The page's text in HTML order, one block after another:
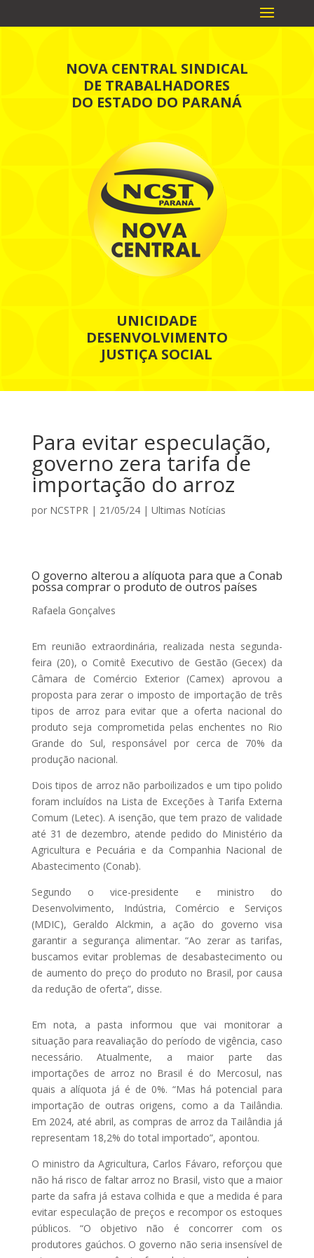
NOVA CENTRAL SINDICAL
DE TRABALHADORES
DO ESTADO DO PARANÁ
UNICIDADE
DESENVOLVIMENTO
JUSTIÇA SOCIAL
Para evitar especulação,
governo zera tarifa de
importação do arroz
por NCSTPR| 21/05/24| Ultimas Notícias
O governo alterou a alíquota para que a Conab
possa comprar o produto de outros países
Rafaela Gonçalves
Em reunião extraordinária, realizada nesta segunda-
feira (20), o Comitê Executivo de Gestão (Gecex) da
Câmara de Comércio Exterior (Camex) aprovou a
proposta para zerar o imposto de importação de três
tipos de arroz para evitar que a oferta nacional do
produto seja comprometida pelas enchentes no Rio
Grande do Sul, responsável por cerca de 70% da
produção nacional.
Dois tipos de arroz não parboilizados e um tipo polido
foram incluídos na Lista de Exceções à Tarifa Externa
Comum (Letec). A isenção, que tem prazo de validade
até 31 de dezembro, atende pedido do Ministério da
Agricultura e Pecuária e da Companhia Nacional de
Abastecimento (Conab).
Segundo o vice-presidente e ministro do
Desenvolvimento, Indústria, Comércio e Serviços
(MDIC), Geraldo Alckmin, a ação do governo visa
garantir a segurança alimentar. “Ao zerar as tarifas,
buscamos evitar problemas de desabastecimento ou
de aumento do preço do produto no Brasil, por causa
da redução de oferta”, disse.
Em nota, a pasta informou que vai monitorar a
situação para reavaliação do período de vigência, caso
necessário. Atualmente, a maior parte das
importações de arroz no Brasil é do Mercosul, nas
quais a alíquota já é de 0%. “Mas há potencial para
importação de outras origens, como a da Tailândia.
Em 2024, até abril, as compras de arroz da Tailândia já
representam 18,2% do total importado”, apontou.
O ministro da Agricultura, Carlos Fávaro, reforçou que
não há risco de faltar arroz no Brasil, visto que a maior
parte da safra já estava colhida e que a medida é para
evitar especulação de preços e recompor os estoques
públicos. “O objetivo não é concorrer com os
produtores gaúchos. O governo não seria insensível de